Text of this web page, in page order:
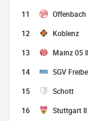
11 Offenbach
12 Koblenz
13 Mainz 05 II
14 SGV
15 Schott
16 Stuttgart II